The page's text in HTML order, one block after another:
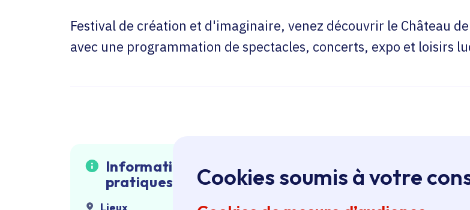
Cookies soumis à votre
Festival de création et d'imaginaire, venez découvrir le Château
avec une programmation de spectacles, concerts, expo et loisirs
Informations
pratiques
Lieux
Parcours hommage autour
fantasy française, avec